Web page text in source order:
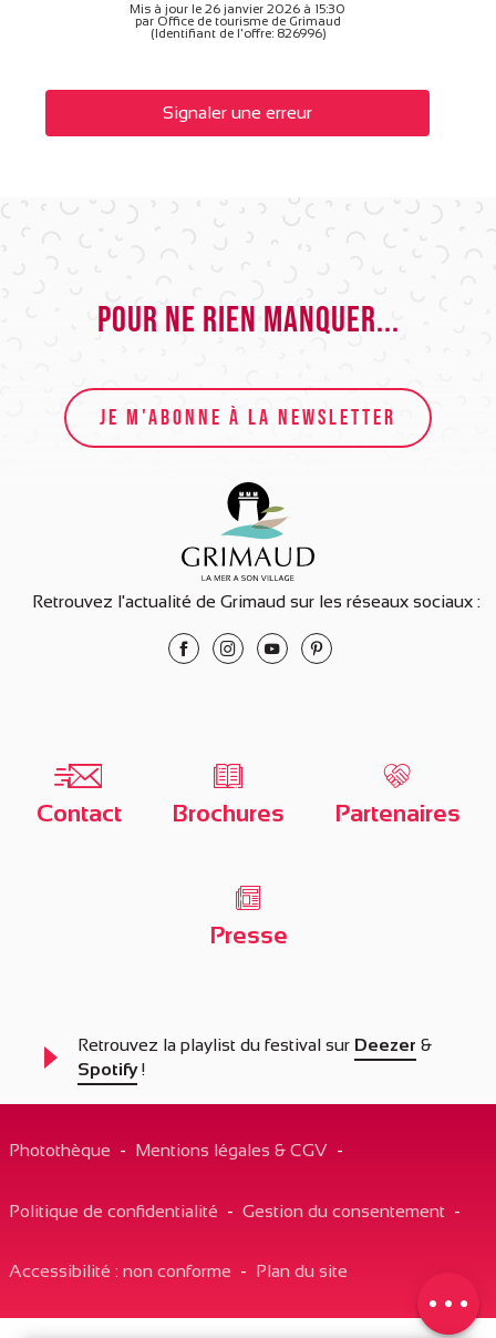
Prestations
Mis à jour le 26 janvier 2026 à 15:30
par Office de tourisme de Grimaud
(Identifiant de l'offre: 826996)
Signaler une erreur
Pour ne rien manquer...
JE M'ABONNE À LA NEWSLETTER
Retrouvez l'actualité de Grimaud sur les réseaux sociaux :
Contact Brochures Partenaires
Presse
Retrouvez la playlist du festival sur Deezer &
Spotify!
Photothèque - Mentions légales & CGV -
Politique de confidentialité - Gestion du consentement -
Accessibilité : non conforme - Plan du site